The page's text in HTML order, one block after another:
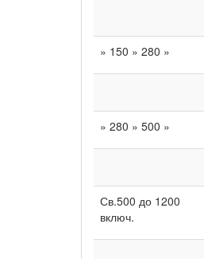
» 150 » 280 »
» 280 » 500 »
Св.500 до 1200
включ.